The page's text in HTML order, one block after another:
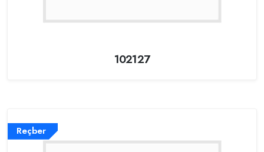
102127
Reçber